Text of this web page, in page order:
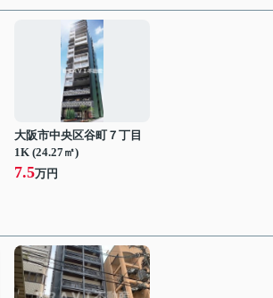
大阪市中央区谷町７丁目
1K (24.27㎡)
7.5万円